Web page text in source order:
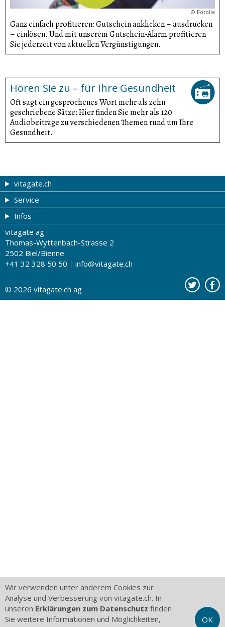
© Fotolia
Ganz einfach profitieren: Gutschein anklicken – ausdrucken
– einlösen. Und mit unserem Gutschein-Alarm profitieren
Sie jederzeit von aktuellen Vergünsti­gungen.
Hören Sie zu – für Ihre Gesundheit
Oft sagt ein gesprochenes Wort mehr als zehn
geschriebene Sätze: Hier finden Sie mehr als 120
Audiobeiträge zu verschiedenen Themen rund um Ihre
Gesundheit.
vitagate.ch
Gesund & schön
Themen von A-Z
Therapien von A-Z
Gesundheit zum Hören
Gesundheitstests
Service
Gutscheine
Drogistenstern
Drogeriesuche
Partner-Drogerien
Kontakt
Infos
Impressum
Über uns
Nutzungsbestimmungen
Werbung auf vitagate.ch
vitagate ag
Thomas-Wyttenbach-Strasse 2
2502 Biel/Bienne
+41 32 328 50 50
info@vitagate.ch
© 2026 vitagate.ch ag
Wir verwenden unter anderem Cookies zur
Analyse und Verbesserung von vitagate.ch. In
unseren Erklärungen zum Datenschutz finden
Sie weitere Informationen und Möglichkeiten,
OK